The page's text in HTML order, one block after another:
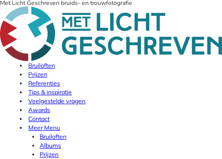
Met Licht Geschreven bruids- en trouwfotografie
Bruiloften
Prijzen
Referenties
Tips & inspiratie
Veelgestelde vragen
Awards
Contact
Meer Menu
Bruiloften
Albums
Prijzen